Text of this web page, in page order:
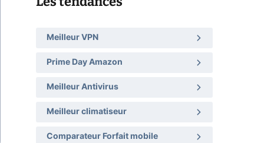
Meilleur VPN
Prime Day Amazon
Meilleur Antivirus
Meilleur climatiseur
Comparateur Forfait mobile